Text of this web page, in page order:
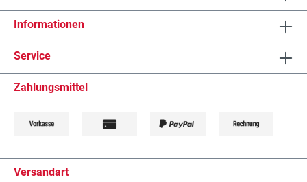
Informationen
Service
Zahlungsmittel
Versandart